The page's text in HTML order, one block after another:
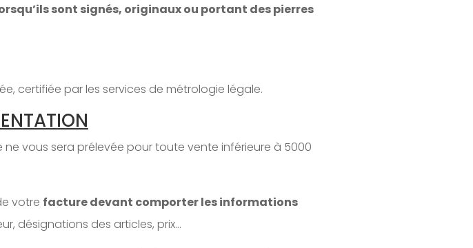
sont signés, originaux ou portant des pierres
certifiée par les services de métrologie légale.
ne vous sera prélevée pour toute vente inférieure à 5000
votre facture devant comporter les informations
désignations des articles, prix…